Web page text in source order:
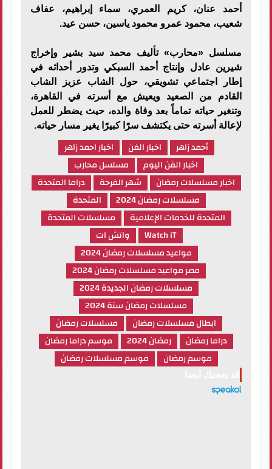
أحمد عنان، كريم العمري، سماء إبراهيم، عفاف
شعيب، محمود عمرو محمود ياسين، حسن عيد.
مسلسل «محارب» تأليف محمد سيد بشير وإخراج
شيرين عادل وإنتاج أحمد السبكي وتدور أحداثه في
إطار اجتماعي تشويقي، حول الشاب عزيز الشاب
القادم من الصعيد ويعيش مع أسرته في القاهرة،
وتنغير حياته تماماً بعد وفاة والده، حيث يضطر للعمل
لإعالة أسرته حتى يكتشف سرًا كبيرًا يغير مسار حياته.
أحمد زاهر اخبار الفن
اخبار احمد زاهر
اخبار الفن اليوم
مسلسل محارب
اخبار مسلسلات رمضان
شهر الفرحة
دراما المتحدة
مسلسلات رمضان 2024
المتحدة
المتحدة للخدمات الإعلامية
مسلسلات المتحدة
Watch iT
واتش ات
مواعيد مسلسلات رمضان 2024
مصر مواعيد مسلسلات رمضان 2024
مسلسلات رمضان الجديدة 2024
مسلسلات رمضان سنة 2024
ابطال مسلسلات رمضان
مسلسلات رمضان
دراما رمضان
رمضان 2024
موسم دراما رمضان
موسم رمضان
موسم مسلسلات رمضان